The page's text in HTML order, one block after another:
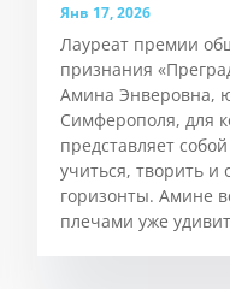
Янв 17, 2026
Лауреат премии
признания
Амина Энверовна,
Симферополя, для
представляет
учиться, творить и
горизонты. Аминe
плечами уже